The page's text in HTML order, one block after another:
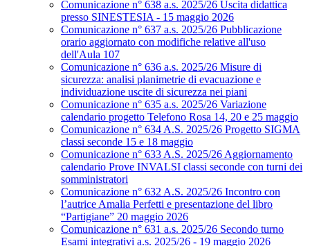
Comunicazione n° 638 a.s. 2025/26 Uscita didattica
presso SINESTESIA - 15 maggio 2026
Comunicazione n° 637 a.s. 2025/26 Pubblicazione
orario aggiornato con modifiche relative all'uso
dell'Aula 107
Comunicazione n° 636 a.s. 2025/26 Misure di
sicurezza: analisi planimetrie di evacuazione e
individuazione uscite di sicurezza nei piani
Comunicazione n° 635 a.s. 2025/26 Variazione
calendario progetto Telefono Rosa 14, 20 e 25 maggio
Comunicazione n° 634 A.S. 2025/26 Progetto SIGMA
classi seconde 15 e 18 maggio
Comunicazione n° 633 A.S. 2025/26 Aggiornamento
calendario Prove INVALSI classi seconde con turni dei
somministratori
Comunicazione n° 632 A.S. 2025/26 Incontro con
l’autrice Amalia Perfetti e presentazione del libro
“Partigiane” 20 maggio 2026
Comunicazione n° 631 a.s. 2025/26 Secondo turno
Esami integrativi a.s. 2025/26 - 19 maggio 2026